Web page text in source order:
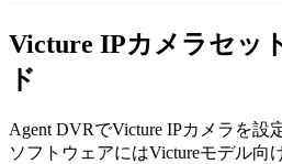
Victure IPカメラセッ
ド
Agent DVRでVicture IPカメラを設
ソフトウェアにはVictureモデル向